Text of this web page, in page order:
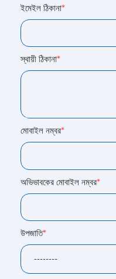
ইমেইল ঠিকানা*
স্থায়ী ঠিকানা*
মোবাইল নম্বর*
অভিভাবকের মোবাইল নম্বর*
উপজাতি*